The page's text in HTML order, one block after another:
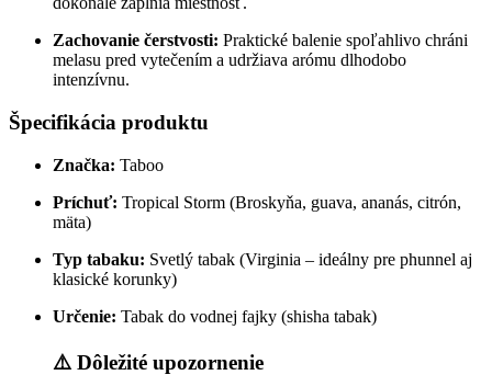
Zachovanie čerstvosti: Praktické balenie spoľahlivo chráni
melasu pred vytečením a udržiava arómu dlhodobo
intenzívnu.
Špecifikácia produktu
Značka: Taboo
Príchuť: Tropical Storm (Broskyňa, guava, ananás, citrón,
mäta)
Typ tabaku: Svetlý tabak (Virginia – ideálny pre phunnel aj
klasické korunky)
Určenie: Tabak do vodnej fajky (shisha tabak)
⚠️ Dôležité upozornenie